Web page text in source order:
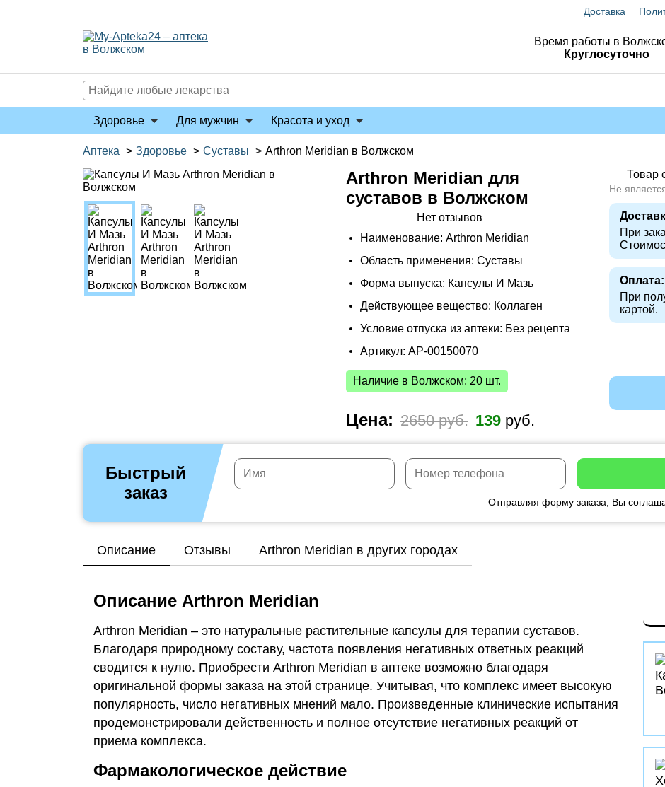
Доставка
Время работы в
Круглосуточно
Здоровье Для мужчин Красота и уход
Аптека > Здоровье > Суставы > Arthron Meridian в Волжском
Arthron Meridian для
суставов в Волжском
Нет отзывов
Наименование: Arthron Meridian
Область применения: Суставы
Форма выпуска: Капсулы И Мазь
Действующее вещество: Коллаген
Условие отпуска из аптеки: Без рецепта
Артикул: AP-00150070
Наличие в Волжском: 20 шт.
Цена: 2650 руб. 139руб.
Товар
Не
При
Оплата:
При
картой.
Быстрый
заказ
Отправляя форму заказа, Вы
Описание Отзывы Arthron Meridian в других городах
Описание Arthron Meridian
Arthron Meridian – это натуральные растительные капсулы для терапии суставов.
Благодаря природному составу, частота появления негативных ответных реакций
сводится к нулю. Приобрести Arthron Meridian в аптеке возможно благодаря
оригинальной формы заказа на этой странице. Учитывая, что комплекс имеет высокую
популярность, число негативных мнений мало. Произведенные клинические испытания
продемонстрировали действенность и полное отсутствие негативных реакций от
приема комплекса.
Фармакологическое действие